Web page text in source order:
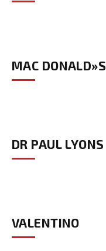
MAC DONALD»S
DR PAUL LYONS
VALENTINO